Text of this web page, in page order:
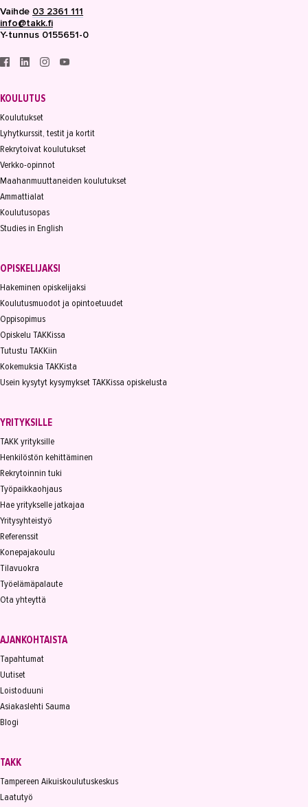
Vaihde 03 2361 111
info@takk.fi
Y-tunnus 0155651-0
KOULUTUS
Koulutukset
Lyhytkurssit, testit ja kortit
Rekrytoivat koulutukset
Verkko-opinnot
Maahanmuuttaneiden koulutukset
Ammattialat
Koulutusopas
Studies in English
OPISKELIJAKSI
Hakeminen opiskelijaksi
Koulutusmuodot ja opintoetuudet
Oppisopimus
Opiskelu TAKKissa
Tutustu TAKKiin
Kokemuksia TAKKista
Usein kysytyt kysymykset TAKKissa opiskelusta
YRITYKSILLE
TAKK yrityksille
Henkilöstön kehittäminen
Rekrytoinnin tuki
Työpaikkaohjaus
Hae yritykselle jatkajaa
Yritysyhteistyö
Referenssit
Konepajakoulu
Tilavuokra
Työelämäpalaute
Ota yhteyttä
AJANKOHTAISTA
Tapahtumat
Uutiset
Loistoduuni
Asiakaslehti Sauma
Blogi
TAKK
Tampereen Aikuiskoulutuskeskus
Laatutyö